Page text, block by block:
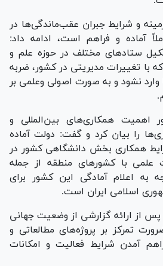
و شرایط جبران عقب‌ماندگی‌ها در
آماده و فراهم است، ادامه داد:
ستاد‌های مختلف در حوزه علم و
با تغییرات مدیریتی در کشور، ضربه
نشود و به صورت اصولی وعلمی بر
اهمیت همکاری‌های بین‌المللی و
را بیان کرد و گفت: دولت آماده
همکاری بخش دانشگاهی کشور در
علمی با کشور‌های منطقه از جمله
به اعلام آمادگی این کشور برای
اسلامی ایران است.
از ارائه گزارشی از وضعیت جهانی
تمرکز بر پروژه‌های مطالعاتی و
آمدن شرایط فعالیت و امکانات